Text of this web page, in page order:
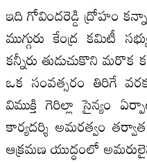
ఇది గోవిందరెడ్డి ద్రోహం
ముగ్గురు కేంద్ర కమిటీ
కన్నీరు తుడుచుకొని మరొక
ఒక సంవత్సరం తిరిగే
విముక్తి గెరిల్లా సైన్యం
కార్యదర్శి అమరత్వం
ఆక్రమణ యుద్ధంలో